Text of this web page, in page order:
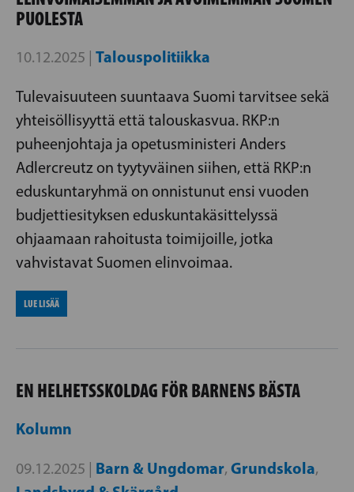
PUOLESTA
10.12.2025 | Talouspolitiikka
Tulevaisuuteen suuntaava Suomi tarvitsee sekä
yhteisöllisyyttä että talouskasvua. RKP:n
puheenjohtaja ja opetusministeri Anders
Adlercreutz on tyytyväinen siihen, että RKP:n
eduskuntaryhmä on onnistunut ensi vuoden
budjettiesityksen eduskuntakäsittelyssä
ohjaamaan rahoitusta toimijoille, jotka
vahvistavat Suomen elinvoimaa.
LUE LISÄÄ
EN HELHETSSKOLDAG FÖR BARNENS BÄSTA
Kolumn
09.12.2025 | Barn & Ungdomar, Grundskola,